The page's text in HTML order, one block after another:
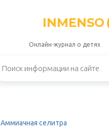
INMENSO
Онлайн-журнал о детях
Аммиачная селитра